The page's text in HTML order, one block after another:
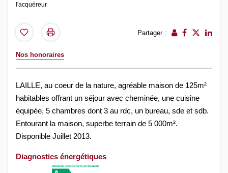
l'acquéreur
Partager :
Nos honoraires
LAILLE, au coeur de la nature, agréable maison de 125m²
habitables offrant un séjour avec cheminée, une cuisine
équipée, 5 chambres dont 3 au rdc, un bureau, sde et sdb.
Entourant la maison, superbe terrain de 5 000m².
Disponible Juillet 2013.
Diagnostics énergétiques